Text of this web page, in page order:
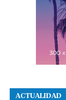
ACTUALIDAD